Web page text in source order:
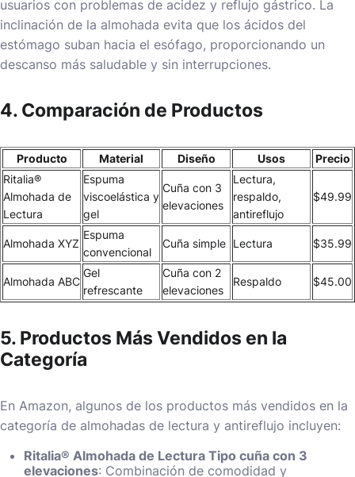
usuarios con problemas de acidez y reflujo gástrico. La
inclinación de la almohada evita que los ácidos del
estómago suban hacia el esófago, proporcionando un
descanso más saludable y sin interrupciones.
4. Comparación de Productos
Producto Material Diseño Usos
Precio
Ritalia®
Almohada de
Lectura
Espuma
viscoelástica y
gel
Cuña con 3
elevaciones
Lectura,
respaldo,
antireflujo
$49.99
Almohada XYZ
Espuma
convencional
Cuña simple Lectura $35.99
Almohada ABC
Gel
refrescante
Cuña con 2
elevaciones
Respaldo $45.00
5. Productos Más Vendidos en la
Categoría
En Amazon, algunos de los productos más vendidos en la
categoría de almohadas de lectura y antireflujo incluyen:
Ritalia® Almohada de Lectura Tipo cuña con 3
elevaciones: Combinación de comodidad y